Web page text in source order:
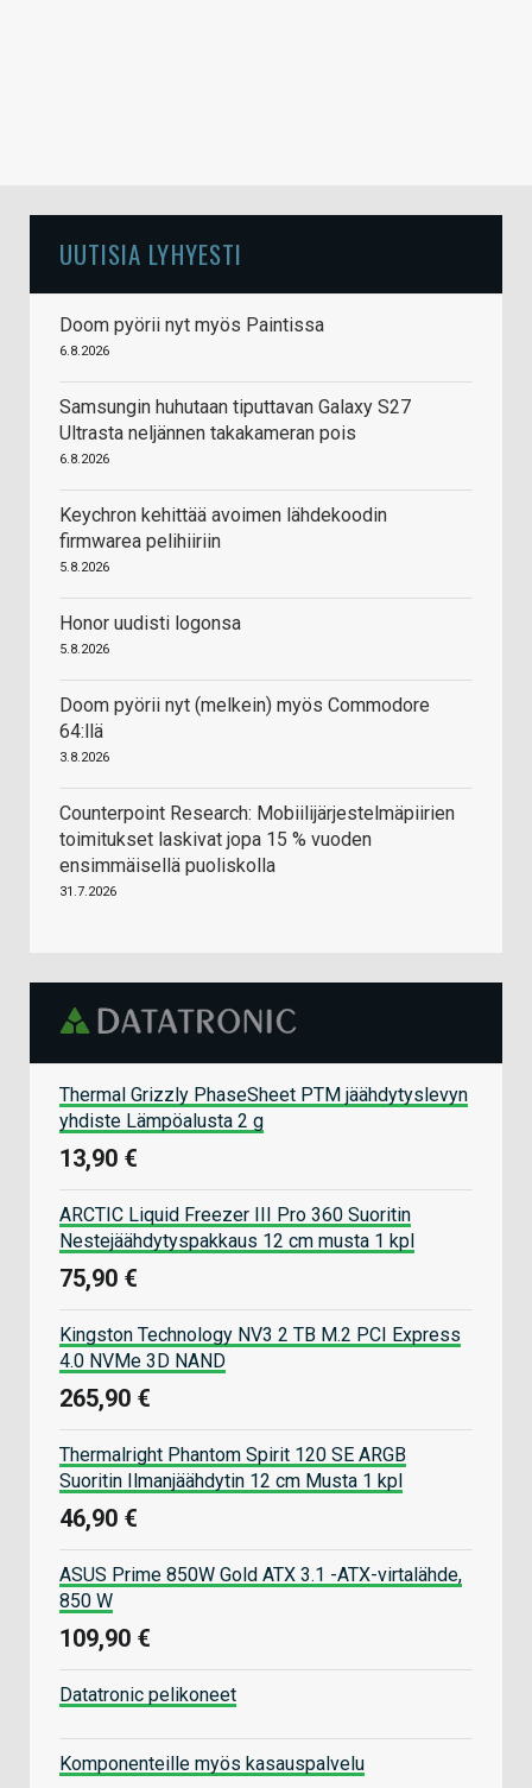
UUTISIA LYHYESTI
Doom pyörii nyt myös Paintissa
6.8.2026
Samsungin huhutaan tiputtavan Galaxy S27
Ultrasta neljännen takakameran pois
6.8.2026
Keychron kehittää avoimen lähdekoodin
firmwarea pelihiiriin
5.8.2026
Honor uudisti logonsa
5.8.2026
Doom pyörii nyt (melkein) myös Commodore
64:llä
3.8.2026
Counterpoint Research: Mobiilijärjestelmäpiirien
toimitukset laskivat jopa 15 % vuoden
ensimmäisellä puoliskolla
31.7.2026
Thermal Grizzly PhaseSheet PTM jäähdytyslevyn
yhdiste Lämpöalusta 2 g
13,90 €
ARCTIC Liquid Freezer III Pro 360 Suoritin
Nestejäähdytyspakkaus 12 cm musta 1 kpl
75,90 €
Kingston Technology NV3 2 TB M.2 PCI Express
4.0 NVMe 3D NAND
265,90 €
Thermalright Phantom Spirit 120 SE ARGB
Suoritin Ilmanjäähdytin 12 cm Musta 1 kpl
46,90 €
ASUS Prime 850W Gold ATX 3.1 -ATX-virtalähde,
850 W
109,90 €
Datatronic pelikoneet
Komponenteille myös kasauspalvelu